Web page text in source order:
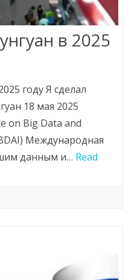
в 2025
году Я сделал
18 мая 2025
on Big Data and
Международная
данным и… Read